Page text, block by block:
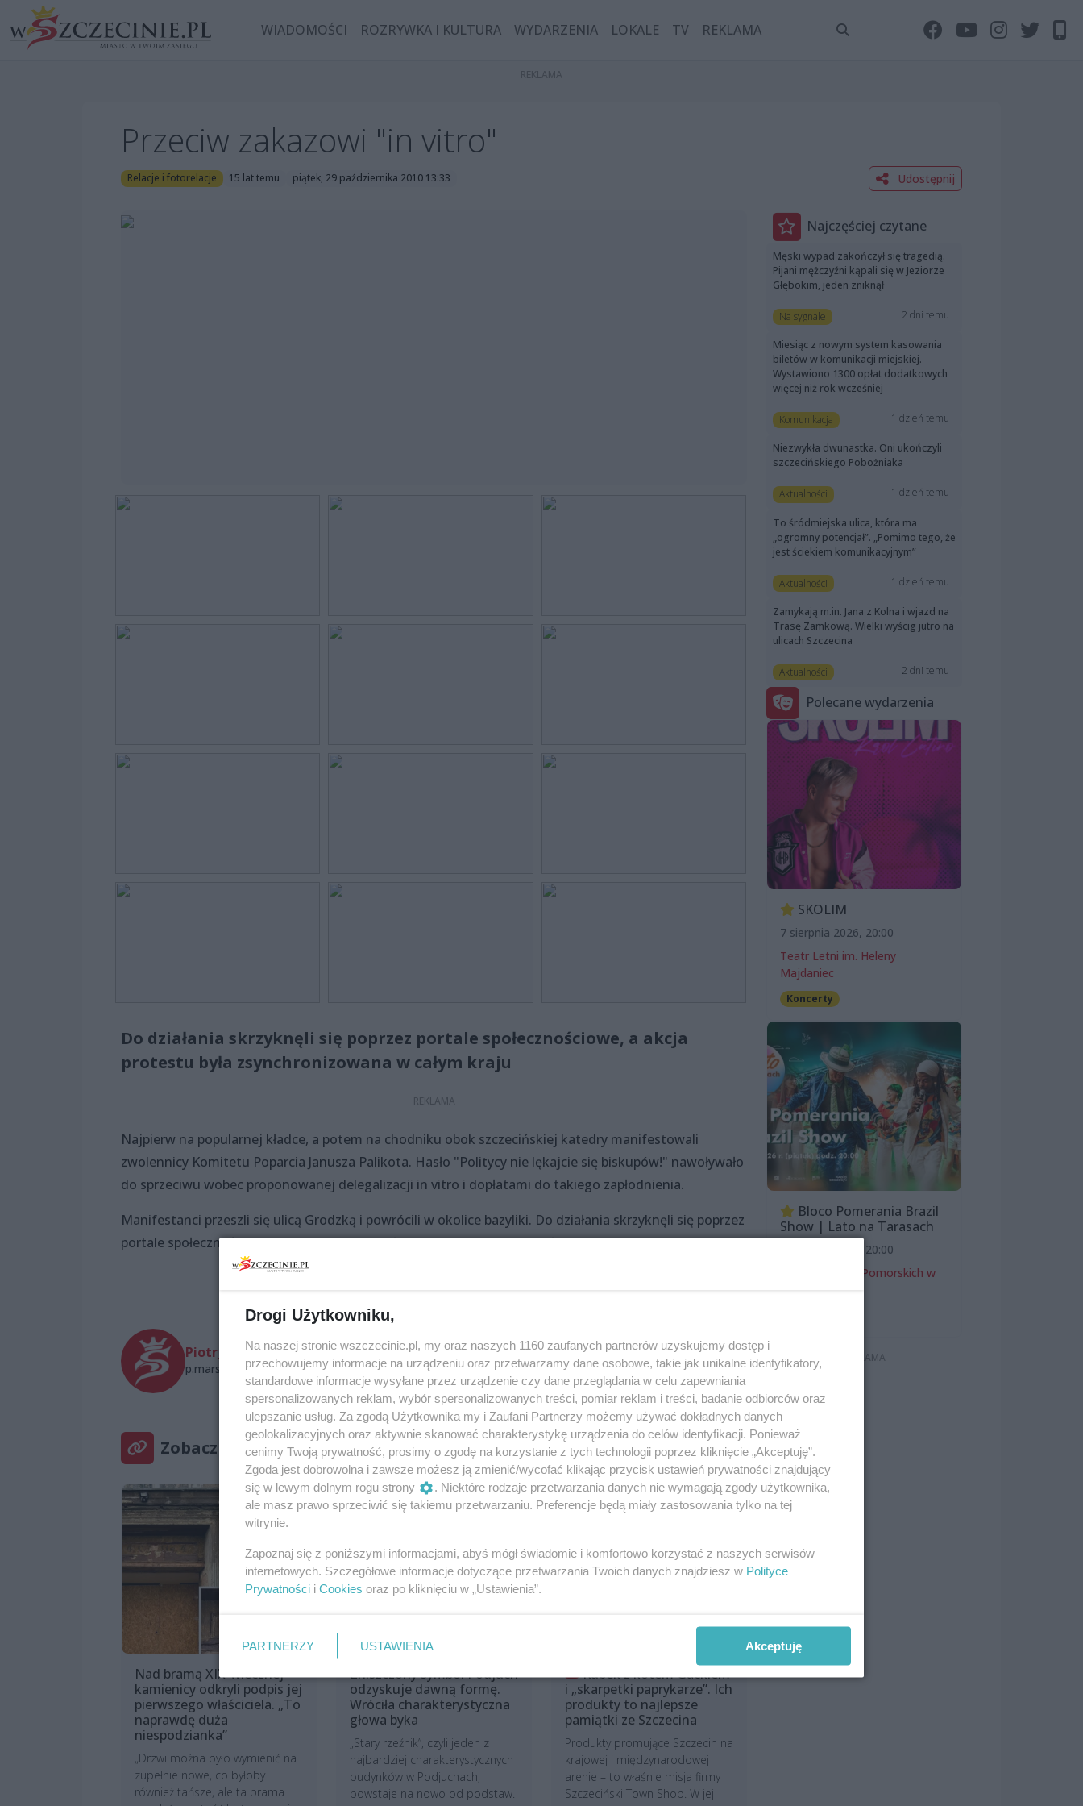
WIADOMOŚCI ROZRYWKA I KULTURA WYDARZENIA LOKALE TV REKLAMA
Przeciw zakazowi "in vitro"
Relacje i fotorelacje 15 lat temu piątek, 29 października 2010 13:33 Udostępnij
Do działania skrzyknęli się poprzez portale społecznościowe, a akcja
protestu była zsynchronizowana w całym kraju
Najpierw na popularnej kładce, a potem na chodniku obok szczecińskiej katedry manifestowali
zwolennicy Komitetu Poparcia Janusza Palikota. Hasło "Politycy nie lękajcie się biskupów!" nawoływało
do sprzeciwu wobec proponowanej delegalizacji in vitro i dopłatami do takiego zapłodnienia.
Manifestanci przeszli się ulicą Grodzką i powrócili w okolice bazyliki. Do działania skrzyknęli się poprzez
portale społecznościowe, a akcja protestu była zsynchronizowana w całym kraju.
Piotr_Marski
p.marski@wszczecinie.pl Udostępnij
Zobacz też
Nad bramą XIX-wiecznej
kamienicy odkryli podpis jej
pierwszego właściciela. „To
naprawdę duża
niespodzianka”
„Drzwi można było wymienić na
zupełnie nowe, co byłoby
również tańsze, ale ta brama
Zniszczony symbol Podjuch
odzyskuje dawną formę.
Wróciła charakterystyczna
głowa byka
„Stary rzeźnik”, czyli jeden z
najbardziej charakterystycznych
budynków w Podjuchach,
powstaje na nowo od podstaw.
Kubek z kotem Gackiem
i „skarpetki paprykarze”. Ich
produkty to najlepsze
pamiątki ze Szczecina
Produkty promujące Szczecin na
krajowej i międzynarodowej
arenie – to właśnie misja firmy
Szczeciński Town Shop. W jej
Najczęściej czytane
Męski wypad zakończył się tragedią.
Pijani mężczyźni kąpali się w Jeziorze
Głębokim, jeden zniknął
Na sygnale 2 dni temu
Miesiąc z nowym system kasowania
biletów w komunikacji miejskiej.
Wystawiono 1300 opłat dodatkowych
więcej niż rok wcześniej
Komunikacja 1 dzień temu
Niezwykła dwunastka. Oni ukończyli
szczecińskiego Pobożniaka
Aktualności 1 dzień temu
To śródmiejska ulica, która ma
„ogromny potencjał”. „Pomimo tego, że
jest ściekiem komunikacyjnym”
Aktualności 1 dzień temu
Zamykają m.in. Jana z Kolna i wjazd na
Trasę Zamkową. Wielki wyścig jutro na
ulicach Szczecina
Aktualności 2 dni temu
Polecane wydarzenia
SKOLIM
7 sierpnia 2026, 20:00
Teatr Letni im. Heleny
Majdaniec
Koncerty
Bloco Pomerania Brazil
Show | Lato na Tarasach
7 sierpnia 2026, 20:00
Zamek Książąt Pomorskich w
Drogi Użytkowniku,
Na naszej stronie wszczecinie.pl, my oraz naszych 1160 zaufanych partnerów uzyskujemy dostęp i
przechowujemy informacje na urządzeniu oraz przetwarzamy dane osobowe, takie jak unikalne identyfikatory,
standardowe informacje wysyłane przez urządzenie czy dane przeglądania w celu zapewniania
spersonalizowanych reklam, wybór spersonalizowanych treści, pomiar reklam i treści, badanie odbiorców oraz
ulepszanie usług. Za zgodą Użytkownika my i Zaufani Partnerzy możemy używać dokładnych danych
geolokalizacyjnych oraz aktywnie skanować charakterystykę urządzenia do celów identyfikacji. Ponieważ
cenimy Twoją prywatność, prosimy o zgodę na korzystanie z tych technologii poprzez kliknięcie „Akceptuję”.
Zgoda jest dobrowolna i zawsze możesz ją zmienić/wycofać klikając przycisk ustawień prywatności znajdujący
się w lewym dolnym rogu strony
. Niektóre rodzaje przetwarzania danych nie wymagają zgody użytkownika,
ale masz prawo sprzeciwić się takiemu przetwarzaniu. Preferencje będą miały zastosowania tylko na tej
witrynie.
Zapoznaj się z poniższymi informacjami, abyś mógł świadomie i komfortowo korzystać z naszych serwisów
internetowych. Szczegółowe informacje dotyczące przetwarzania Twoich danych znajdziesz w Polityce
Prywatności i Cookies oraz po kliknięciu w „Ustawienia”.
PARTNERZY USTAWIENIA Akceptuję